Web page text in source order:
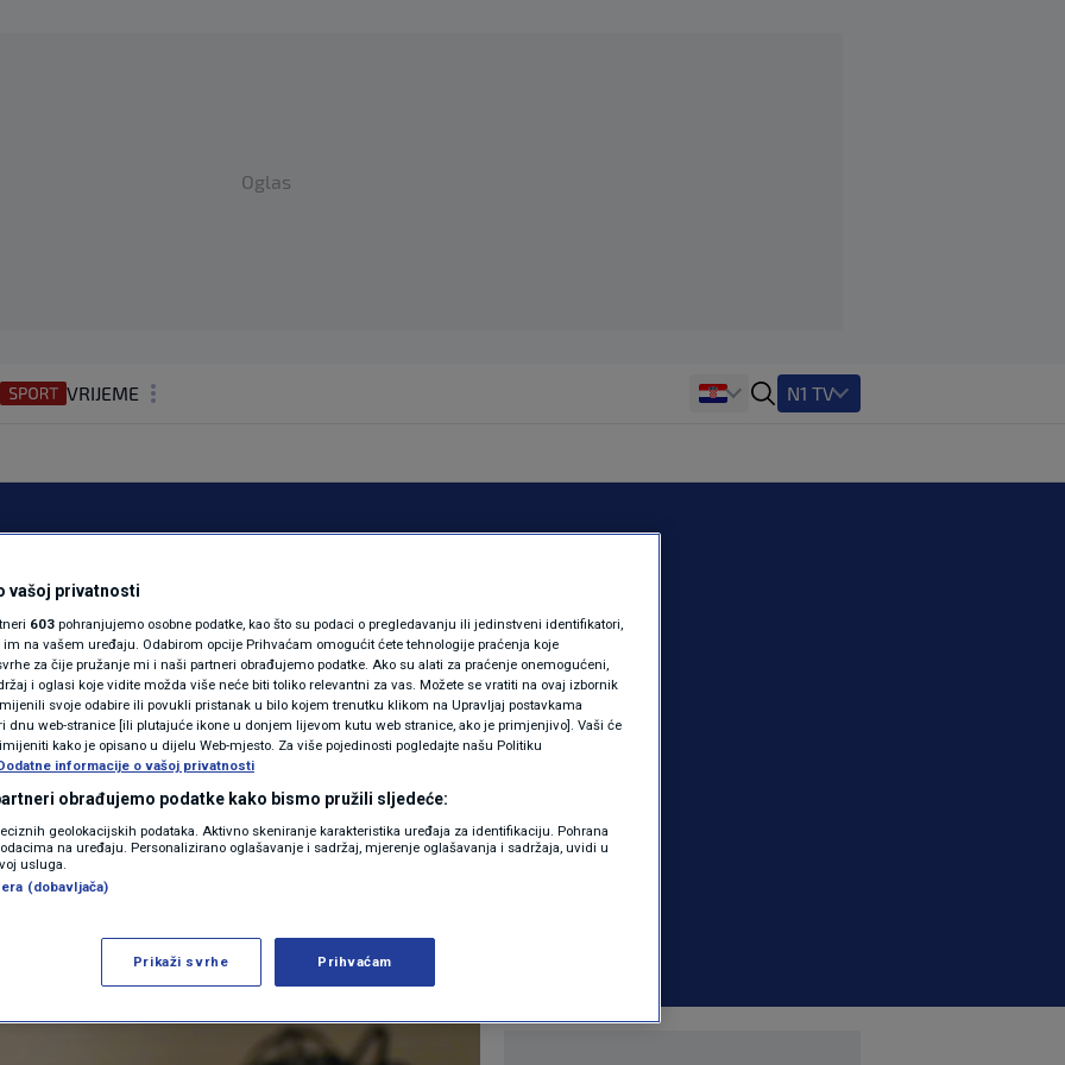
Oglas
VRIJEME
REGIJA
MAGAZIN
KOLUMNE
N1(DIS)INFO
KLIMATSKE PROMJENE
FOTO
VIDEO
N1 TV
goste? Turizam
a domaćih
16:16 | VIJESTI | 3 komentara
Više
vašoj privatnosti
603 pohranjujemo osobne podatke, kao što su podaci o pregledavanju ili jedinstveni identifikatori,
na vašem uređaju. Odabirom opcije Prihvaćam omogućit ćete tehnologije praćenja koje
za čije pružanje mi i naši partneri obrađujemo podatke. Ako su alati za praćenje onemogućeni,
i oglasi koje vidite možda više neće biti toliko relevantni za vas. Možete se vratiti na ovaj izbornik
svoje odabire ili povukli pristanak u bilo kojem trenutku klikom na Upravljaj postavkama
dnu web-stranice [ili plutajuće ikone u donjem lijevom kutu web stranice, ako je primjenjivo]. Vaši će
kako je opisano u dijelu Web-mjesto. Za više pojedinosti pogledajte našu Politiku
informacije o vašoj privatnosti
obrađujemo podatke kako bismo pružili sljedeće:
geolokacijskih podataka. Aktivno skeniranje karakteristika uređaja za identifikaciju. Pohrana
na uređaju. Personalizirano oglašavanje i sadržaj, mjerenje oglašavanja i sadržaja, uvidi u
usluga.
(dobavljača)
Prikaži svrhe Prihvaćam